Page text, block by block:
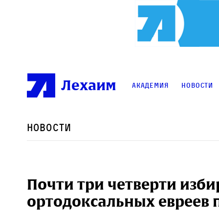
Лехаим Академия Новости
Новости
Почти три четверти
ортодоксальных